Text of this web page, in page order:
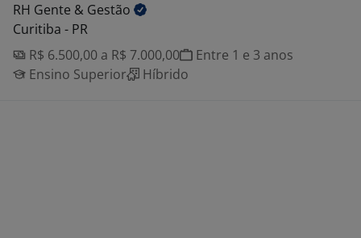
RH Gente & Gestão
Curitiba - PR
R$ 6.500,00 a R$ 7.000,00
Entre 1 e 3 anos
Ensino Superior
Híbrido